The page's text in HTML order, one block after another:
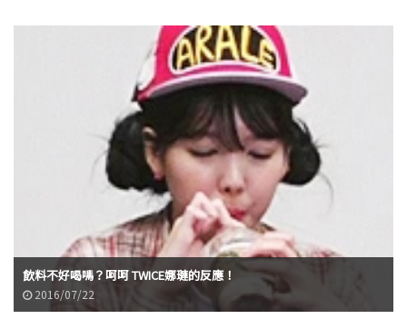
飲料不好喝嗎？呵呵 TWICE娜璉的反應！
2016/07/22